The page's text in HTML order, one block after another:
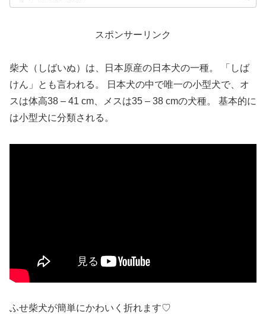
スポンサーリンク
柴犬（しばいぬ）は、日本原産の日本犬の一種。 「しば
けん」とも言われる。 日本犬の中で唯一の小型犬で、オ
スは体高38 – 41 cm、メスは35 – 38 cmの犬種。 基本的に
は小型犬に分類される。
ふせ柴犬が簡単にかわいく折れます♡